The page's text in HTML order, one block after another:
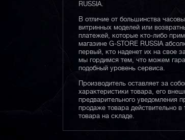
RUSSIA.
В отличие от большинства
витринных моделей или
платежей, которые кто-либо
магазине G-STORE RUSSIA
первый, кто наденет их на свое
мы гордимся тем, что можем
подобный уровень сервиса.
Производитель оставляет за
характеристики товара, его
предварительного уведомления
продаже товара действительно в
товара на складе.